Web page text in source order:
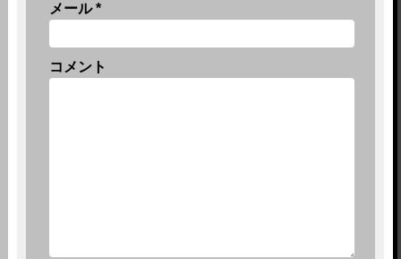
メール*
コメント